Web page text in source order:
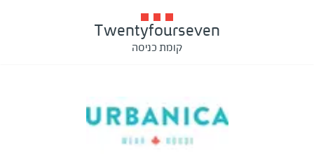
Twentyfourseven
קומת כניסה